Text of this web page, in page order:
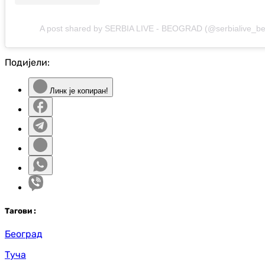
A post shared by SERBIA LIVE - BEOGRAD
Подијели:
Линк је копиран!
Тагови :
Београд
Туча